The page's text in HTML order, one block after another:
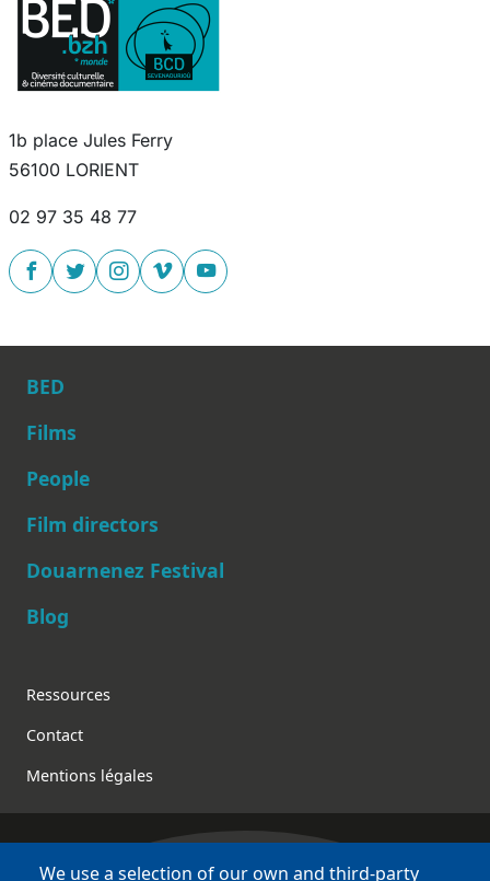
1b place Jules Ferry
56100 LORIENT
02 97 35 48 77
Main navigation
BED
Films
People
Film directors
Douarnenez Festival
Blog
Footer
Ressources
Contact
Mentions légales
We use a selection of our own and third-party